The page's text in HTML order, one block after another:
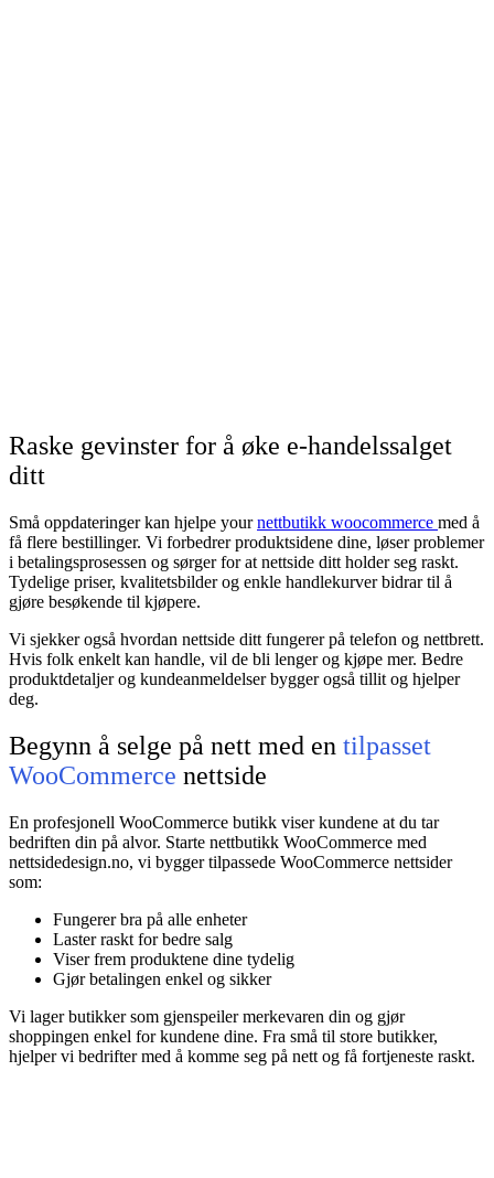
Raske gevinster for å øke e-handelssalget
ditt
Små oppdateringer kan hjelpe yournettbutikk woocommerce med å
få flere bestillinger. Vi forbedrer produktsidene dine, løser problemer
i betalingsprosessen og sørger for at nettside ditt holder seg raskt.
Tydelige priser, kvalitetsbilder og enkle handlekurver bidrar til å
gjøre besøkende til kjøpere.
Vi sjekker også hvordan nettside ditt fungerer på telefon og nettbrett.
Hvis folk enkelt kan handle, vil de bli lenger og kjøpe mer. Bedre
produktdetaljer og kundeanmeldelser bygger også tillit og hjelper
deg.
Begynn å selge på nett med en tilpasset
WooCommerce nettside
En profesjonell WooCommerce butikk viser kundene at du tar
bedriften din på alvor. Starte nettbutikk WooCommerce med
nettsidedesign.no, vi bygger tilpassede WooCommerce nettsider
som:
Fungerer bra på alle enheter
Laster raskt for bedre salg
Viser frem produktene dine tydelig
Gjør betalingen enkel og sikker
Vi lager butikker som gjenspeiler merkevaren din og gjør
shoppingen enkel for kundene dine. Fra små til store butikker,
hjelper vi bedrifter med å komme seg på nett og få fortjeneste raskt.